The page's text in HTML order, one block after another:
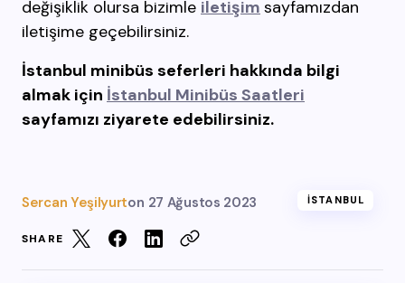
değişiklik olursa bizimle iletişim sayfamızdan
iletişime geçebilirsiniz.
İstanbul minibüs seferleri hakkında bilgi
almak için İstanbul Minibüs Saatleri
sayfamızı ziyarete edebilirsiniz.
Sercan Yeşilyurton 27 Ağustos 2023 İSTANBUL
SHARE